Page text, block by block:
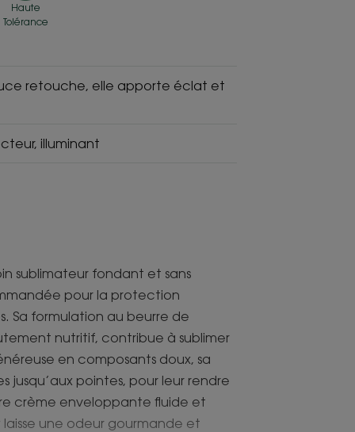
Haute
Tolérance
retouche, elle apporte éclat et
illuminant
sublimateur fondant et sans
pour la protection
Sa formulation au beurre de
nutritif, contribue à sublimer
en composants doux, sa
jusqu’aux pointes, pour leur rendre
crème enveloppante fluide et
une odeur gourmande et